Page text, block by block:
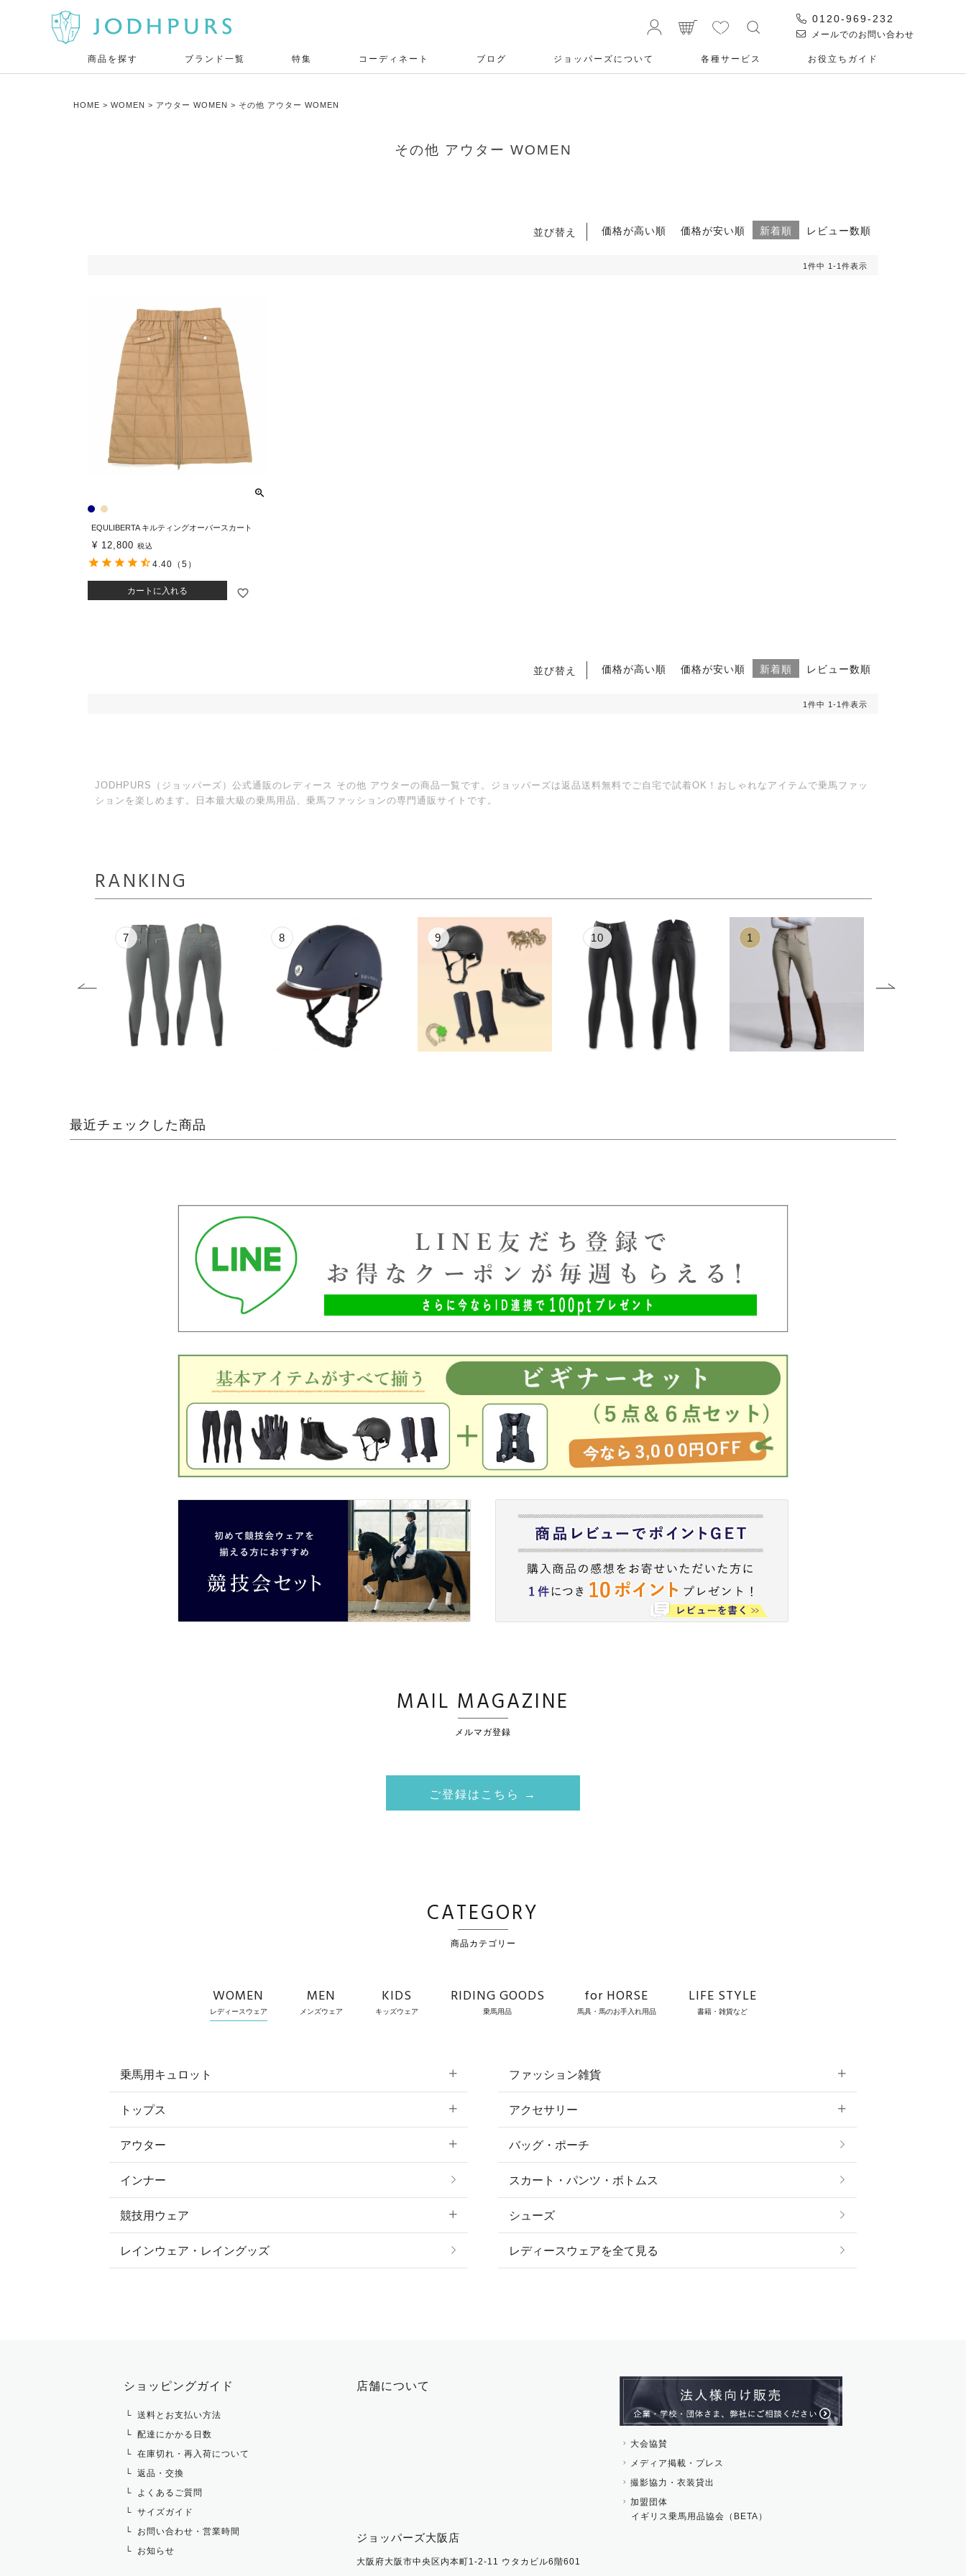
0120-969-232
メールでのお問い合わせ
商品を探す ブランド一覧 特集 コーディネート ブログ ジョッパーズについて 各種サービス お役⽴ちガイド
HOME WOMEN アウター WOMEN その他 アウター WOMEN
その他 アウター WOMEN
並び替え 価格が高い順 価格が安い順 新着順 レビュー数順
1 件中 1 -1 件表示
EQULIBERTA キルティングオーバースカート
¥ 12,800 税込
カートに入れる
4.40 （5）
並び替え 価格が高い順 価格が安い順 新着順 レビュー数順
1 件中 1 -1 件表示
JODHPURS（ジョッパーズ）公式通販のレディース その他 アウターの商品一覧です。ジョッパーズは返品送料無料でご自宅で試着OK！おしゃれなアイテムで乗馬ファッ
ションを楽しめます。日本最大級の乗馬用品、乗馬ファッションの専門通販サイトです。
RANKING
2
最近チェックした商品
MAIL MAGAZINE
メルマガ登録
ご登録はこちら →
CATEGORY
商品カテゴリー
WOMEN
レディースウェア
MEN
メンズウェア
KIDS
キッズウェア
RIDING GOODS
乗馬用品
for HORSE
馬具・馬のお手入れ用品
LIFE STYLE
書籍・雑貨など
乗馬用キュロット
すべてのキュロット
フルグリップ・尻革 キュロット
ニーグリップ・膝革 キュロット
トップス
すべてのトップス
ポロシャツ
カットソー・Tシャツ・タンクトップ
その他 トップス
アウター
すべてのアウター
コート
ジャケット・ブルゾン
インナー
競技用ウェア
すべての競技用ウェア
レインウェア・レイングッズ
ファッション雑貨
すべてのファッション雑貨
ソックス
ベルト
キーホルダー・チャーム・ストラップ
その他 ファッション雑貨
アクセサリー
すべてのアクセサリー
リング
ピアス・イヤリング
その他 アクセサリー
バッグ・ポーチ
スカート・パンツ・ボトムス
シューズ
レディースウェアを全て見る
ショッピングガイド
送料とお支払い方法
配達にかかる日数
在庫切れ・再入荷について
返品・交換
よくあるご質問
サイズガイド
お問い合わせ・営業時間
お知らせ
店舗について
ジョッパーズ大阪店
大阪府大阪市中央区内本町1-2-11 ウタカビル6階601
大会協賛
メディア掲載・プレス
撮影協力・衣装貸出
加盟団体
イギリス乗馬用品協会（BETA）